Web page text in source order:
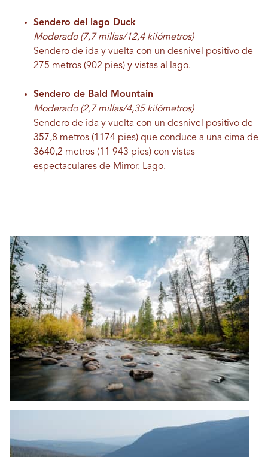
Sendero del lago Duck
Moderado (7,7 millas/12,4 kilómetros)
Sendero de ida y vuelta con un desnivel positivo de
275 metros (902 pies) y vistas al lago.
Sendero de Bald Mountain
Moderado (2,7 millas/4,35 kilómetros)
Sendero de ida y vuelta con un desnivel positivo de
357,8 metros (1174 pies) que conduce a una cima de
3640,2 metros (11 943 pies) con vistas
espectaculares de Mirror. Lago.